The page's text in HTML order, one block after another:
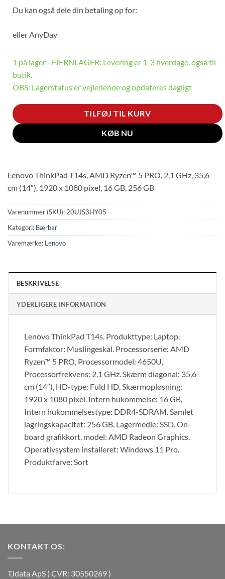
Du kan også dele din betaling op for:
ellerAnyDay
1 på lager - FJERNLAGER: Levering er 1-3 hverdage, også til
butik.
OBS: Lagerstatus er vejledende og opdateres dagligt
TILFØJ TIL KURV
KØB NU
Lenovo ThinkPad T14s, AMD Ryzen™ 5 PRO, 2,1 GHz, 35,6
cm (14″), 1920 x 1080 pixel, 16 GB, 256 GB
Varenummer (SKU):20UJS3HY05
Kategori: Bærbar
Varemærke: Lenovo
BESKRIVELSE
YDERLIGERE INFORMATION
Lenovo ThinkPad T14s. Produkttype: Laptop,
Formfaktor: Muslingeskal. Processorserie: AMD
Ryzen™ 5 PRO, Processormodel: 4650U,
Processorfrekvens: 2,1 GHz. Skærm diagonal: 35,6
cm (14″), HD-type: Fuld HD, Skærmopløsning:
1920 x 1080 pixel. Intern hukommelse: 16 GB,
Intern hukommelsestype: DDR4-SDRAM. Samlet
lagringskapacitet: 256 GB, Lagermedie: SSD. On-
board grafikkort, model: AMD Radeon Graphics.
Operativsystem installeret: Windows 11 Pro.
Produktfarve: Sort
KONTAKT OS:
TJdata ApS ( CVR: 30550269 )